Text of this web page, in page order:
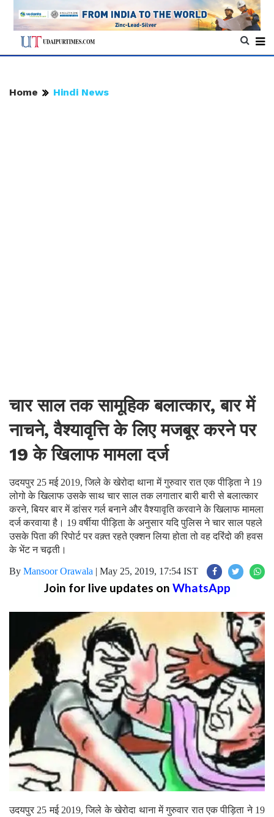
Home Hindi News
चार साल तक सामूहिक बलात्कार, बार में
नाचने, वैश्यावृत्ति के लिए मजबूर करने पर
19 के खिलाफ मामला दर्ज
उदयपुर 25 मई 2019, जिले के खेरोदा थाना में गुरुवार रात एक पीड़िता ने 19
लोगो के खिलाफ उसके साथ चार साल तक लगातार बारी बारी से बलात्कार
करने, बियर बार में डांसर गर्ल बनाने और वैश्यावृति करवाने के खिलाफ मामला
दर्ज करवाया है। 19 वर्षीया पीड़िता के अनुसार यदि पुलिस ने चार साल पहले
उसके पिता की रिपोर्ट पर वक़्त रहते एक्शन लिया होता तो वह दरिंदो की हवस
के भेंट न चढ़ती।
By Mansoor Orawala | May 25, 2019, 17:54 IST
Join for live updates on WhatsApp
उदयपुर 25 मई 2019, जिले के खेरोदा थाना में गुरुवार रात एक पीड़िता ने 19